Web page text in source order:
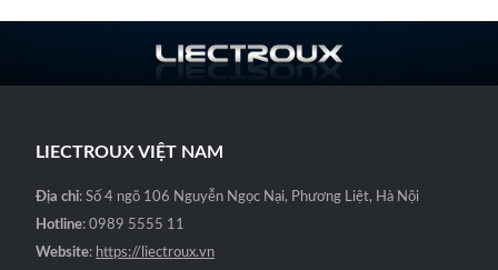
₫9,000,000.là:
₫4,500,000.
LIECTROUX VIỆT NAM
Địa chỉ: Số 4 ngõ 106 Nguyễn Ngọc Nại, Phương Liệt, Hà Nội
Hotline: 0989 5555 11
Website: https://liectroux.vn